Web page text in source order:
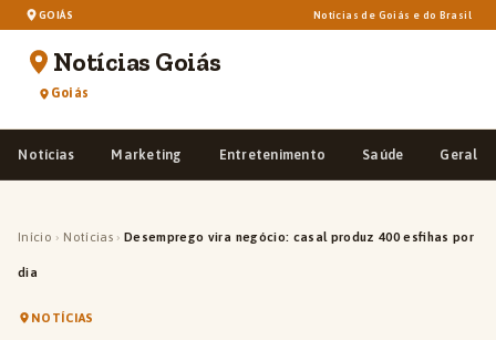
GOIÁS Notícias de Goiás e do Brasil
Notícias Goiás
Goiás
Notícias Marketing Entretenimento Saúde Geral
Início › Notícias › Desemprego vira negócio: casal produz 400 esfihas por
dia
NOTÍCIAS